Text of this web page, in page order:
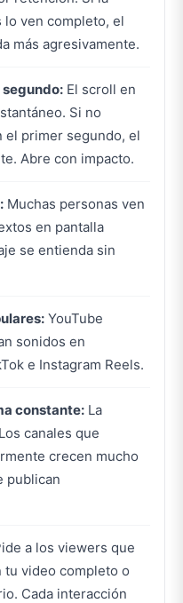
lo ven completo, el
más agresivamente.
segundo: El scroll en
Si no
el primer segundo, el
Abre con impacto.
Muchas personas ven
en pantalla
se entienda sin
YouTube
sonidos en
e Instagram Reels.
constante: La
canales que
crecen mucho
publican
a los viewers que
tu video completo o
Cada interacción